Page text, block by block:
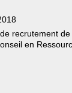
recrutement
en